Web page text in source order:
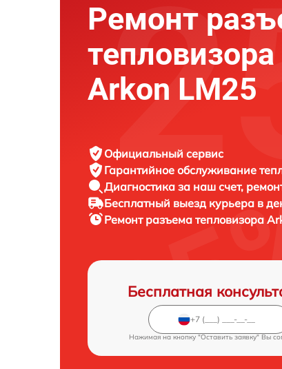
Ремонт
тепловизора
Arkon LM25
Официальный сервис
Гарантийное обслуживание
Диагностика за наш счет,
Бесплатный выезд курьера в
Ремонт разъема тепловизора
Бесплатная
Нажимая на кнопку "Оставить заявку" Вы